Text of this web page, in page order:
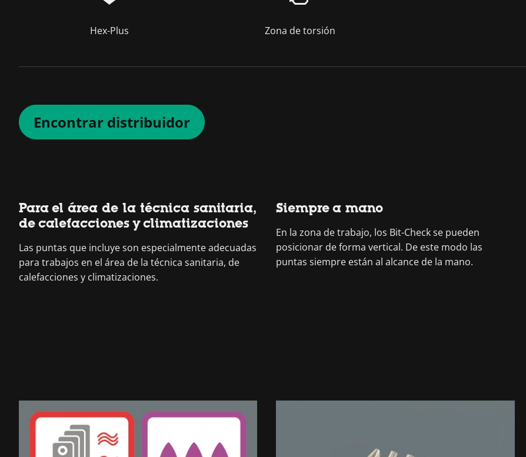
Hex-Plus Zona de torsión
Encontrar distribuidor
Para el área de la técnica sanitaria,
de calefacciones y climatizaciones
Las puntas que incluye son especialmente adecuadas
para trabajos en el área de la técnica sanitaria, de
calefacciones y climatizaciones.
Siempre a mano
En la zona de trabajo, los Bit-Check se pueden
posicionar de forma vertical. De este modo las
puntas siempre están al alcance de la mano.